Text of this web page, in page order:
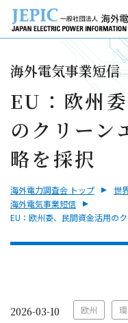
海外電気事業短信
EU：欧州
のクリーン
略を採択
海外電力調査会 トップ
世
海外電気事業短信
EU：欧州委、民間資金活用の
2026-03-10 欧州